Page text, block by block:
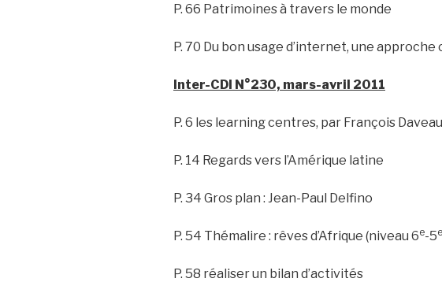
P. 66 Patrimoines à travers le monde
P. 70 Du bon usage d’internet, une
Inter-CDI N°230, mars-avril 2011
P. 6 les learning centres, par François Daveau
P. 14 Regards vers l’Amérique latine
P. 34 Gros plan : Jean-Paul Delfino
P. 54 Thémalire : rêves d’Afrique (niveau 6e-5e
P. 58 réaliser un bilan d’activités